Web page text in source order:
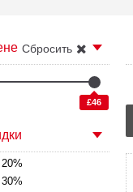
Сбросить
£46